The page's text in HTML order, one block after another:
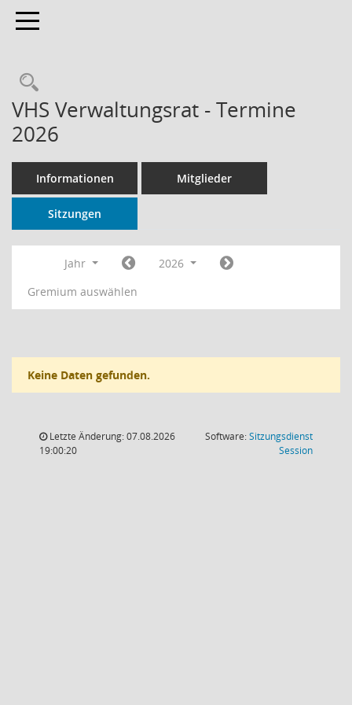
Toggle navigation
Rechercheauswahl
VHS Verwaltungsrat - Termine
2026
Informationen Mitglieder
Sitzungen
Jahr
2026
Gremium auswählen
Keine Daten gefunden.
Letzte Änderung: 07.08.2026
19:00:20
Software:Sitzungsdienst
Session(Wird in